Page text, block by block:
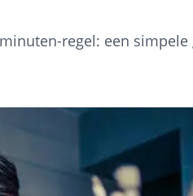
regel: een